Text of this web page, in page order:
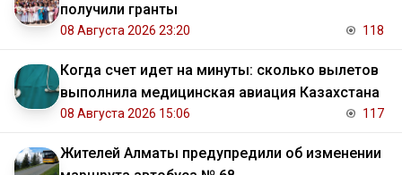
получили гранты
08 Августа 2026 23:20 118
Когда счет идет на минуты: сколько вылетов
выполнила медицинская авиация Казахстана
08 Августа 2026 15:06 117
Жителей Алматы предупредили об изменении